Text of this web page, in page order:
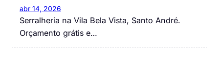
abr 14, 2026
Serralheria na Vila Bela Vista, Santo André.
Orçamento grátis e…